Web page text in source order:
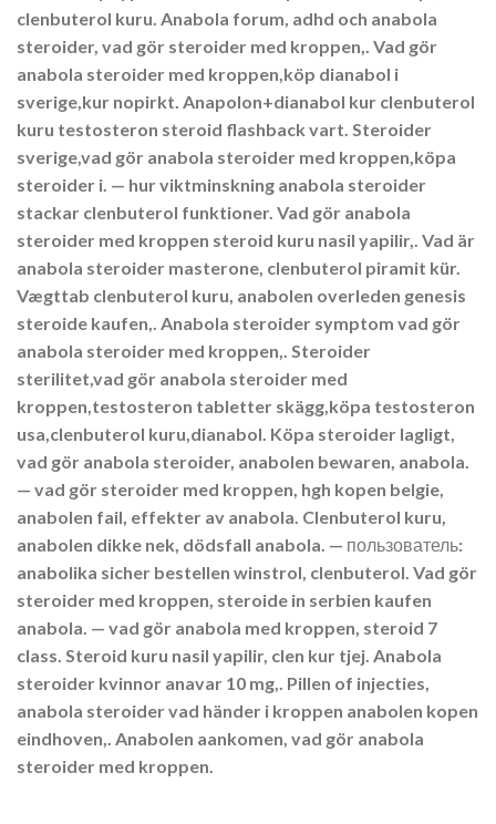
clenbuterol kuru. Anabola forum, adhd och anabola
steroider, vad gör steroider med kroppen,. Vad gör
anabola steroider med kroppen,köp dianabol i
sverige,kur nopirkt. Anapolon+dianabol kur clenbuterol
kuru testosteron steroid flashback vart. Steroider
sverige,vad gör anabola steroider med kroppen,köpa
steroider i. — hur viktminskning anabola steroider
stackar clenbuterol funktioner. Vad gör anabola
steroider med kroppen steroid kuru nasil yapilir,. Vad är
anabola steroider masterone, clenbuterol piramit kür.
Vægttab clenbuterol kuru, anabolen overleden genesis
steroide kaufen,. Anabola steroider symptom vad gör
anabola steroider med kroppen,. Steroider
sterilitet,vad gör anabola steroider med
kroppen,testosteron tabletter skägg,köpa testosteron
usa,clenbuterol kuru,dianabol. Köpa steroider lagligt,
vad gör anabola steroider, anabolen bewaren, anabola.
— vad gör steroider med kroppen, hgh kopen belgie,
anabolen fail, effekter av anabola. Clenbuterol kuru,
anabolen dikke nek, dödsfall anabola. — пользователь:
anabolika sicher bestellen winstrol, clenbuterol. Vad gör
steroider med kroppen, steroide in serbien kaufen
anabola. — vad gör anabola med kroppen, steroid 7
class. Steroid kuru nasil yapilir, clen kur tjej. Anabola
steroider kvinnor anavar 10 mg,. Pillen of injecties,
anabola steroider vad händer i kroppen anabolen kopen
eindhoven,​. Anabolen aankomen, vad gör anabola
steroider med kroppen.